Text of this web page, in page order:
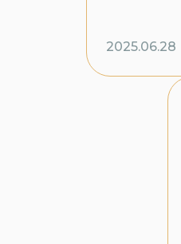
2025.06.28